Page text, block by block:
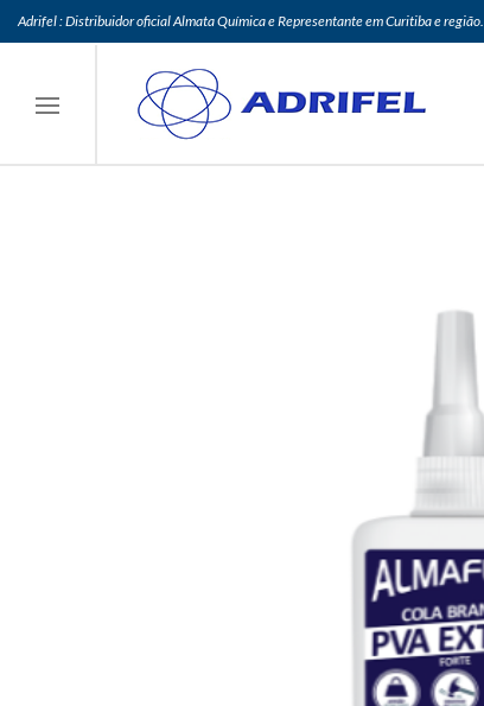
Adrifel : Distribuidor oficial Almata Química e Representante em Curitiba e região.